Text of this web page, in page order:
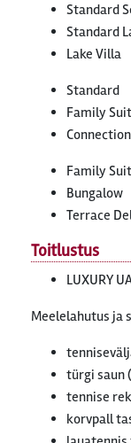
Standard
Standard
Lake Villa
Standard
Family
Family
Bungalow
Terrace
Toitlustus
LUXURY
Meelelahutus ja
türgi saun
tennise
korvpall